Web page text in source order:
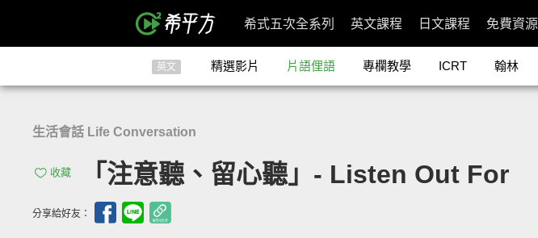
希式五次全系列 英文課程 日文課程 免費資源
英文 精選影片 片語俚語 專欄教學 ICRT 翰林
生活會話 Life Conversation
收藏 「注意聽、留心聽」- Listen Out For
分享給好友：